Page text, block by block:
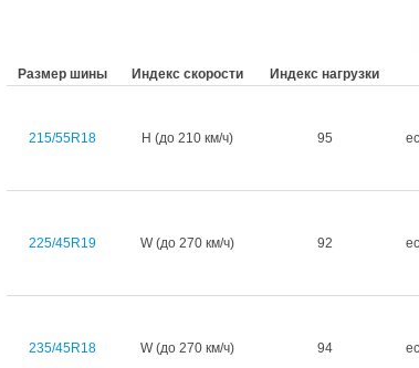
Размер шины Индекс скорости Индекс нагрузки
215/55R18 H (до 210 км/ч) 95
225/45R19 W (до 270 км/ч) 92
235/45R18 W (до 270 км/ч) 94